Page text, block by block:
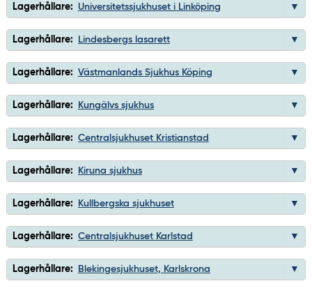
Lagerhållare: Universitetssjukhuset i Linköping
Lagerhållare: Lindesbergs lasarett
Lagerhållare: Västmanlands Sjukhus Köping
Lagerhållare: Kungälvs sjukhus
Lagerhållare: Centralsjukhuset Kristianstad
Lagerhållare: Kiruna sjukhus
Lagerhållare: Kullbergska sjukhuset
Lagerhållare: Centralsjukhuset Karlstad
Lagerhållare: Blekingesjukhuset, Karlskrona